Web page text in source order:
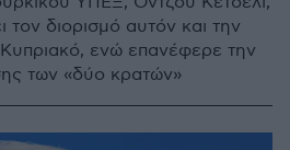
διορισμό αυτόν και την
ενώ επανέφερε την
των «δύο κρατών»